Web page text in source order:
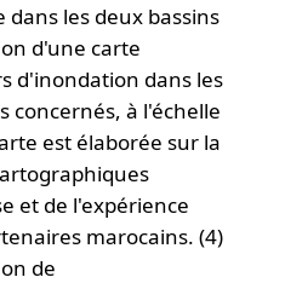
les deux bassins
d'une carte
d'inondation dans les
concernés, à l'échelle
est élaborée sur la
et de l'expérience
marocains. (4)
de